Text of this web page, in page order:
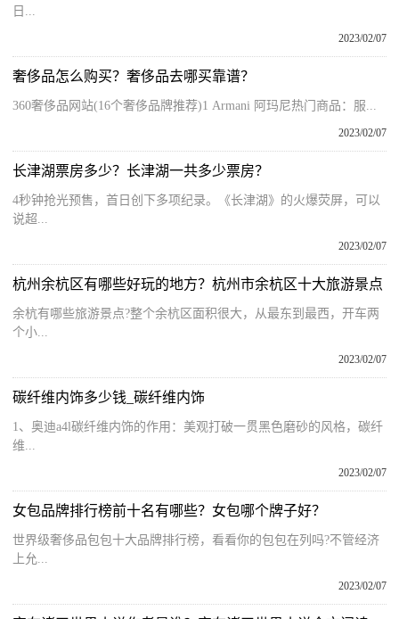
日...
2023/02/07
奢侈品怎么购买？奢侈品去哪买靠谱？
360奢侈品网站(16个奢侈品牌推荐)1 Armani 阿玛尼热门商品：服...
2023/02/07
长津湖票房多少？长津湖一共多少票房？
4秒钟抢光预售，首日创下多项纪录。《长津湖》的火爆荧屏，可以
说超...
2023/02/07
杭州余杭区有哪些好玩的地方？杭州市余杭区十大旅游景点
余杭有哪些旅游景点?整个余杭区面积很大，从最东到最西，开车两
个小...
2023/02/07
碳纤维内饰多少钱_碳纤维内饰
1、奥迪a4l碳纤维内饰的作用：美观打破一贯黑色磨砂的风格，碳纤
维...
2023/02/07
女包品牌排行榜前十名有哪些？女包哪个牌子好？
世界级奢侈品包包十大品牌排行榜，看看你的包包在列吗?不管经济
上允...
2023/02/07